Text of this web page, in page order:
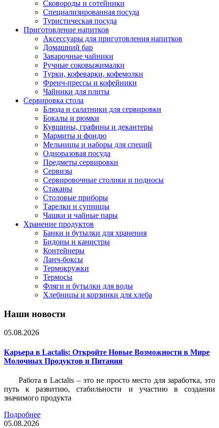
Сковороды и сотейники
Специализированная посуда
Туристическая посуда
Приготовление напитков
Аксессуары для приготовления напитков
Домашний бар
Заварочные чайники
Ручные соковыжималки
Турки, кофеварки, кофемолки
Френч-прессы и кофейники
Чайники для плиты
Сервировка стола
Блюда и салатники для сервировки
Бокалы и рюмки
Кувшины, графины и декантеры
Мармиты и фондю
Мельницы и наборы для специй
Одноразовая посуда
Предметы сервировки
Сервизы
Сервировочные столики и подносы
Стаканы
Столовые приборы
Тарелки и супницы
Чашки и чайные пары
Хранение продуктов
Банки и бутылки для хранения
Бидоны и канистры
Контейнеры
Ланч-боксы
Термокружки
Термосы
Фляги и бутылки для воды
Хлебницы и корзинки для хлеба
Наши новости
05.08.2026
Карьера в Lactalis: Откройте Новые Возможности в Мире
Молочных Продуктов и Питания
Работа в Lactalis – это не просто место для заработка, это
путь к развитию, стабильности и участию в создании
значимого продукта
Подробнее
05.08.2026